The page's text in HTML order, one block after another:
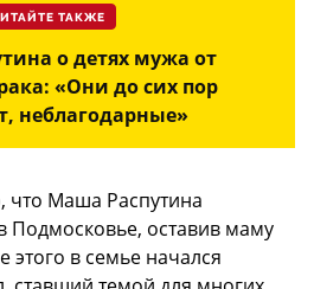
ТАКЖЕ
о детях мужа от
«Они до сих пор
неблагодарные»
что Маша Распутина
Подмосковье, оставив маму
в семье начался